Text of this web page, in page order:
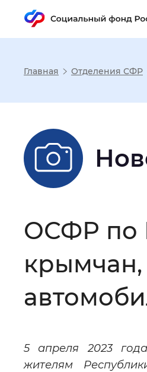
Размер шрифта
Шрифт
Интервал
Главная Отделения СФР
ОСФР по
5 апреля 2023
жителям